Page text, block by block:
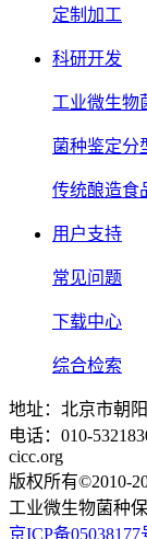
定制加工
科研开发
工业微生物
菌种鉴定分
传统酿造食
用户支持
常见问题
下载中心
综合检索
地址：北京市朝
电话：010-
cicc.org
版权所有©2010-
工业微生物菌种
京ICP备05038177